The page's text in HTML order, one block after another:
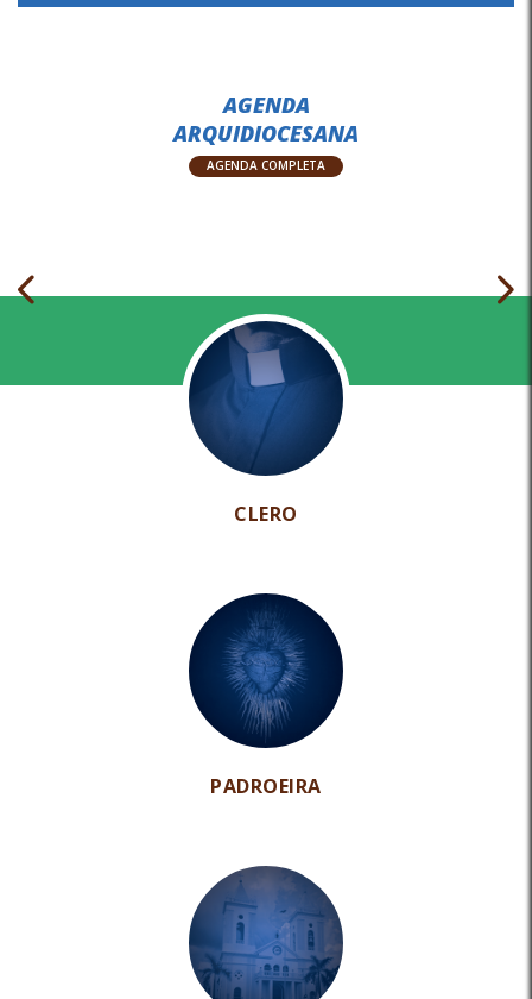
AGENDA
ARQUIDIOCESANA
AGENDA COMPLETA
CLERO
PADROEIRA